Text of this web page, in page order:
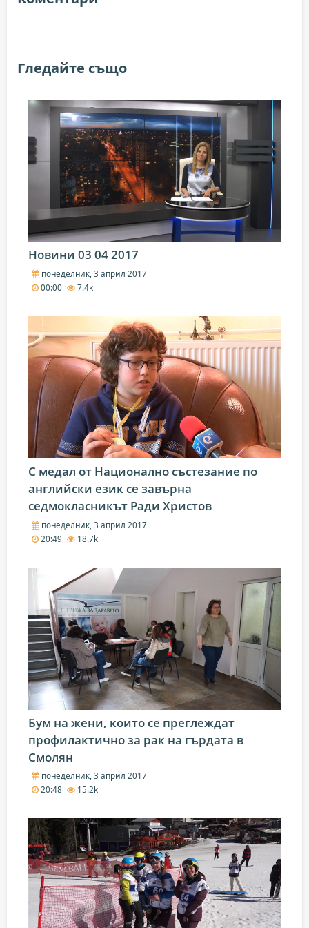
Гледайте също
Новини 03 04 2017
понеделник, 3 април 2017
00:00
7.4k
С медал от Национално състезание по
английски език се завърна
седмокласникът Ради Христов
понеделник, 3 април 2017
20:49
18.7k
Бум на жени, които се преглеждат
профилактично за рак на гърдата в
Смолян
понеделник, 3 април 2017
20:48
15.2k